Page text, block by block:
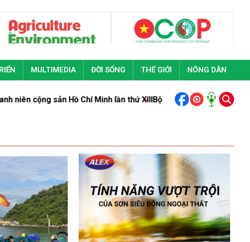
MULTIMEDIA ĐỜI SỐNG THẾ GIỚI NÔNG DÂN
Hồ Chí Minh lần thứ XIIIBộ trưởng Trịnh Việt Hùng gửi Thư Chúc